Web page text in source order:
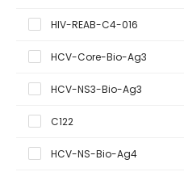
HIV-REAB-C4-016
HCV-Core-Bio-Ag3
HCV-NS3-Bio-Ag3
C122
HCV-NS-Bio-Ag4